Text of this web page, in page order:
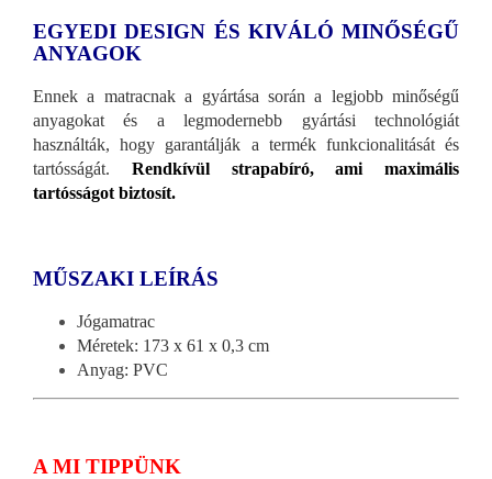
EGYEDI DESIGN ÉS KIVÁLÓ MINŐSÉGŰ
ANYAGOK
Ennek a matracnak a gyártása során a legjobb minőségű
anyagokat és a legmodernebb gyártási technológiát
használták, hogy garantálják a termék funkcionalitását és
tartósságát. Rendkívül strapabíró, ami maximális
tartósságot biztosít.
MŰSZAKI LEÍRÁS
Jógamatrac
Méretek: 173 x 61 x 0,3 cm
Anyag: PVC
A MI TIPPÜNK